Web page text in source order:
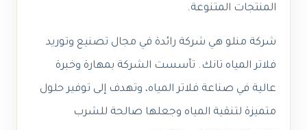
المنتجات المتنوعة.
شركة منلو هي شركة رائدة في مجال تصنيع وتوريد
فلاتر المياه تانك. تأسست الشركة بمهارة وخبرة
عالية في صناعة فلاتر المياه، وتهدف إلى توفير حلول
متميزة لتنقية المياه وجعلها صالحة للشرب